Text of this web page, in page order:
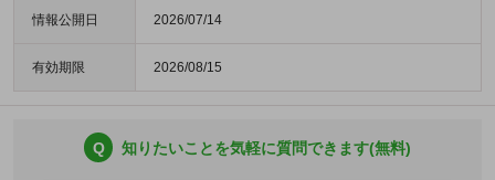
情報公開日 2026/07/14
有効期限 2026/08/15
Q 知りたいことを気軽に質問できます(無料)